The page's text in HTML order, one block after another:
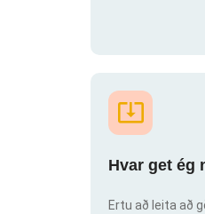
Hvar get ég
Ertu að leita að